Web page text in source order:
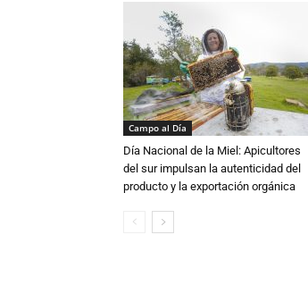
Campo al Día
Día Nacional de la Miel: Apicultores
del sur impulsan la autenticidad del
producto y la exportación orgánica